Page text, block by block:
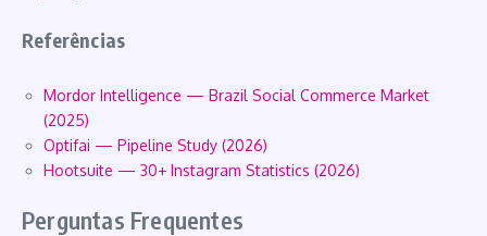
Referências
Mordor Intelligence — Brazil Social Commerce Market
(2025)
Optifai — Pipeline Study (2026)
Hootsuite — 30+ Instagram Statistics (2026)
Perguntas Frequentes